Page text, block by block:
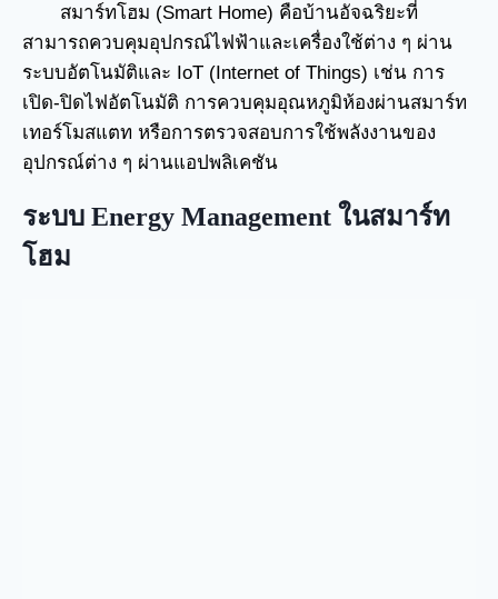
สมาร์ทโฮม (Smart Home) คือบ้านอัจฉริยะที่
สามารถควบคุมอุปกรณ์ไฟฟ้าและเครื่องใช้ต่าง ๆ ผ่าน
ระบบอัตโนมัติและ IoT (Internet of Things) เช่น การ
เปิด-ปิดไฟอัตโนมัติ การควบคุมอุณหภูมิห้องผ่านสมาร์ท
เทอร์โมสแตท หรือการตรวจสอบการใช้พลังงานของ
อุปกรณ์ต่าง ๆ ผ่านแอปพลิเคชัน
ระบบ Energy Management ในสมาร์ท
โฮม